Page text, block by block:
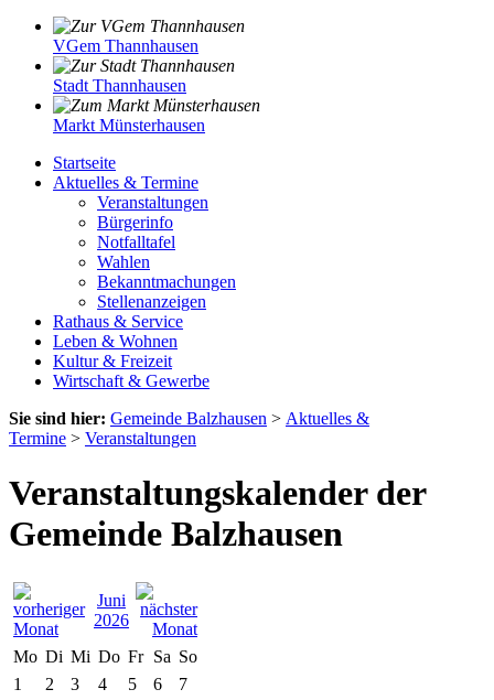
VGem Thannhausen
Stadt Thannhausen
Markt Münsterhausen
Startseite
Aktuelles & Termine
Veranstaltungen
Bürgerinfo
Notfalltafel
Wahlen
Bekanntmachungen
Stellenanzeigen
Rathaus & Service
Leben & Wohnen
Kultur & Freizeit
Wirtschaft & Gewerbe
Sie sind hier: Gemeinde Balzhausen > Aktuelles &
Termine > Veranstaltungen
Veranstaltungskalender der
Gemeinde Balzhausen
Juni
2026
Mo Di Mi Do Fr Sa So
1
2 3 4 5 6
7